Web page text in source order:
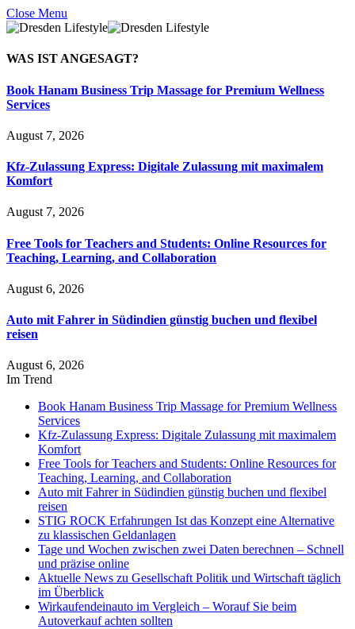
Close Menu
WAS IST ANGESAGT?
Book Hanam Business Trip Massage for Premium Wellness
Services
August 7, 2026
Kfz-Zulassung Express: Digitale Zulassung mit maximalem
Komfort
August 7, 2026
Free Tools for Teachers and Students: Online Resources for
Teaching, Learning, and Collaboration
August 6, 2026
Auto mit Fahrer in Südindien günstig buchen und flexibel
reisen
August 6, 2026
Im Trend
Book Hanam Business Trip Massage for Premium Wellness
Services
Kfz-Zulassung Express: Digitale Zulassung mit maximalem
Komfort
Free Tools for Teachers and Students: Online Resources for
Teaching, Learning, and Collaboration
Auto mit Fahrer in Südindien günstig buchen und flexibel
reisen
STIG ROCK Erfahrungen Ist das Konzept eine Alternative
zu klassischen Geldanlagen
Tage und Wochen zwischen zwei Daten berechnen – Schnell
und präzise online
Aktuelle News zu Gesellschaft Politik und Wirtschaft täglich
im Überblick
Wirkaufendeinauto im Vergleich – Worauf Sie beim
Autoverkauf achten sollten